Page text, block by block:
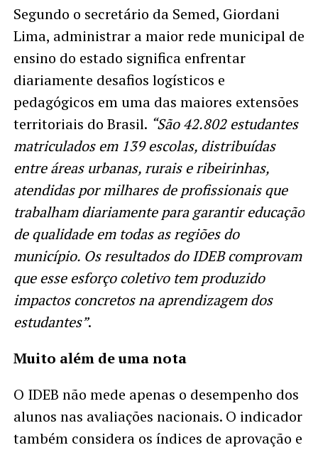
Segundo o secretário da Semed, Giordani
Lima, administrar a maior rede municipal de
ensino do estado significa enfrentar
diariamente desafios logísticos e
pedagógicos em uma das maiores extensões
territoriais do Brasil. “São 42.802 estudantes
matriculados em 139 escolas, distribuídas
entre áreas urbanas, rurais e ribeirinhas,
atendidas por milhares de profissionais que
trabalham diariamente para garantir educação
de qualidade em todas as regiões do
município. Os resultados do IDEB comprovam
que esse esforço coletivo tem produzido
impactos concretos na aprendizagem dos
estudantes”.
Muito além de uma nota
O IDEB não mede apenas o desempenho dos
alunos nas avaliações nacionais. O indicador
também considera os índices de aprovação e